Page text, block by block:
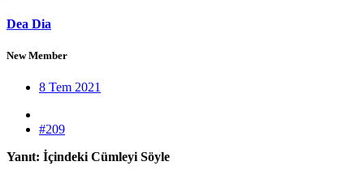
Dea Dia
New Member
8 Tem 2021
#209
Yanıt: İçindeki Cümleyi Söyle